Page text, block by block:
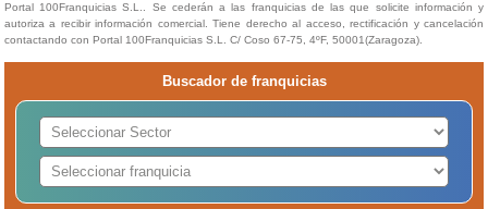
Portal 100Franquicias S.L.. Se cederán a las franquicias de las que solicite información y
autoriza a recibir información comercial. Tiene derecho al acceso, rectificación y cancelación
contactando con Portal 100Franquicias S.L. C/ Coso 67-75, 4ºF, 50001(Zaragoza).
Buscador de franquicias